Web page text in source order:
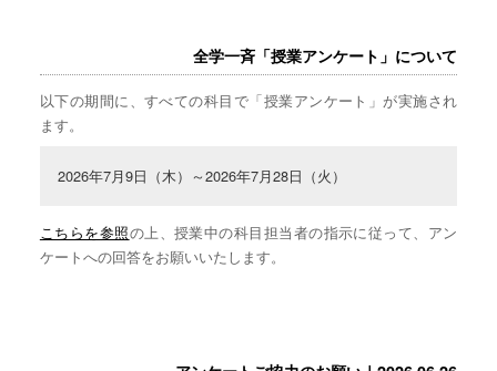
全学一斉「授業アンケート」について
以下の期間に、すべての科目で「授業アンケート」が実施され
ます。
2026年7月9日（木）～2026年7月28日（火）
こちらを参照の上、授業中の科目担当者の指示に従って、アン
ケートへの回答をお願いいたします。